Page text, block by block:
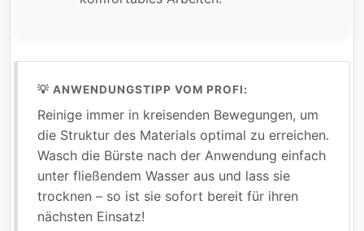
💡 ANWENDUNGSTIPP VOM PROFI:
Reinige immer in kreisenden Bewegungen, um
die Struktur des Materials optimal zu erreichen.
Wasch die Bürste nach der Anwendung einfach
unter fließendem Wasser aus und lass sie
trocknen – so ist sie sofort bereit für ihren
nächsten Einsatz!